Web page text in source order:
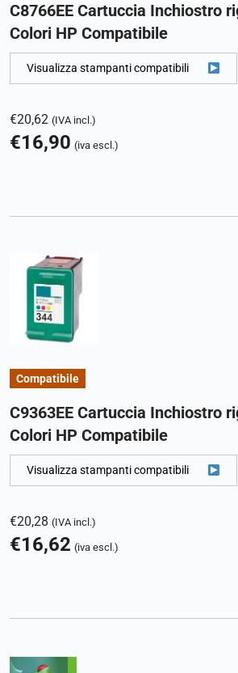
C8766EE Cartuccia Inchiostro
Colori HP Compatibile
Visualizza stampanti compatibili
€20,62 (IVA incl.)
€16,90 (iva escl.)
Compatibile
C9363EE Cartuccia Inchiostro
Colori HP Compatibile
Visualizza stampanti compatibili
€20,28 (IVA incl.)
€16,62 (iva escl.)